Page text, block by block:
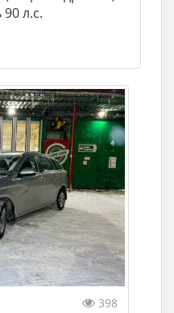
л.с.
398